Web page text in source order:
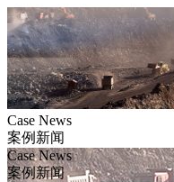
Case News
案例新闻
Case News
案例新闻